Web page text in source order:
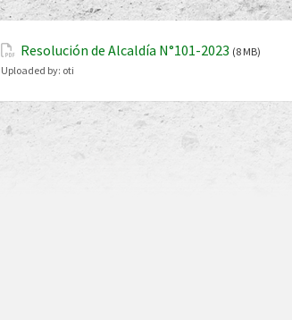
Resolución de Alcaldía N°101-2023 (8 MB)
Uploaded by: oti